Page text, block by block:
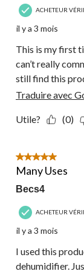
ACHETEUR
il y a 3 mois
This is my first
can’t really
still find this
Traduire avec
Utile? (0)
5 étoile(s) sur 5.
Many Uses
Becs4
ACHETEUR
il y a 3 mois
I used this
dehumidifier.